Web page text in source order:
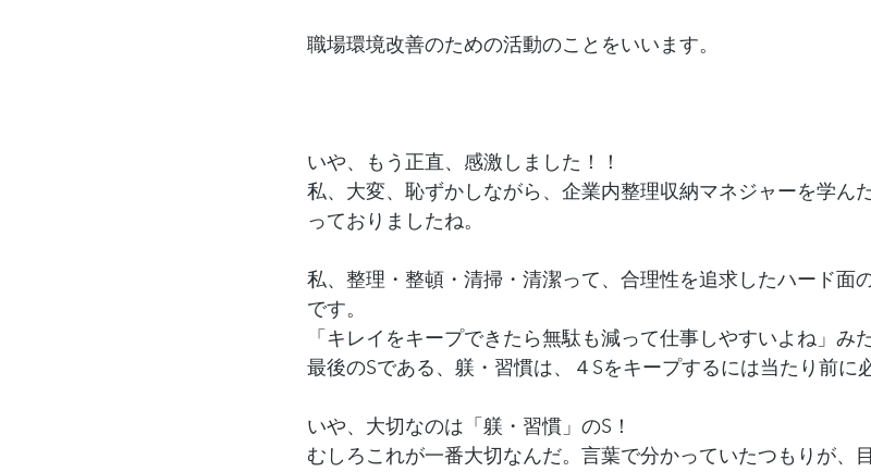
職場環境改善のための活動のことをいいます。
いや、もう正直、感激しました！！
私、大変、恥ずかしながら、企業内整理収納マネジャーを学ん
っておりましたね。
私、整理・整頓・清掃・清潔って、合理性を追求したハード面
です。
「キレイをキープできたら無駄も減って仕事しやすいよね」み
最後のSである、躾・習慣は、４Sをキープするには当たり前に
いや、大切なのは「躾・習慣」のS！
むしろこれが一番大切なんだ。言葉で分かっていたつもりが、